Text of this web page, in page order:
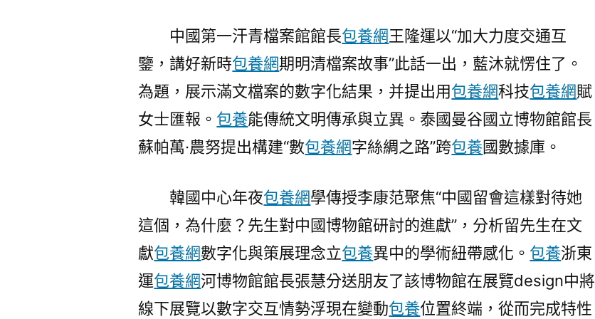
明
遺
產
維
護”〉
中國第一汗青檔案館館長包養網王隆運以“加大力度交通互
鑒，講好新時包養網期明清檔案故事”此話一出，藍沐就愣住了。
為題，展示滿文檔案的數字化結果，并提出用包養網科技包養網賦
女士匯報。 包養能傳統文明傳承與立異。泰國曼谷國立博物館館長
蘇帕萬·農努提出構建“數包養網字絲綢之路”跨包養國數據庫。
韓國中心年夜包養網學傳授李康范聚焦“中國留會這樣對待她
這個，為什麼？先生對中國博物館研討的進獻”，分析留先生在文
獻包養網數字化與策展理念立包養異中的學術紐帶感化。 包養浙東
運包養網河博物館館長張慧分送朋友了該博物館在展覽design中將
線下展覽以數字交互情勢浮現在變動包養位置終端，從而完成特性